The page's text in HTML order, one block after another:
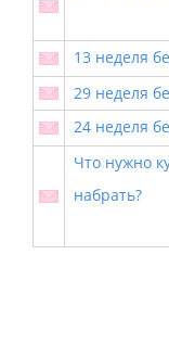
13 неделя
29 неделя
24 неделя
Что нужно
набрать?